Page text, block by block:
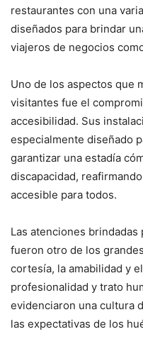
restaurantes con una
diseñados para brindar
viajeros de negocios
Uno de los aspectos que
visitantes fue el
accesibilidad. Sus
especialmente diseñado
garantizar una estadía
discapacidad,
accesible para todos.
Las atenciones
fueron otro de los
cortesía, la amabilidad y
profesionalidad y trato
evidenciaron una cultura
las expectativas de los